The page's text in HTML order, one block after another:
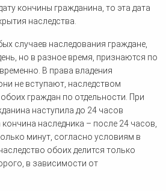
кончины гражданина, то эта дата
наследства.
случаев наследования граждане,
но в разное время, признаются по
В права владения
не вступают, наследством
граждан по отдельности. При
наступила до 24 часов
наследника – после 24 часов,
минут, согласно условиям в
обоих делится только
в зависимости от